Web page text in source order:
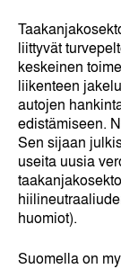
liittyvät
keskeinen
liikenteen
autojen
edistämiseen.
Sen sijaan
useita uusia
huomiot).
Suomella on